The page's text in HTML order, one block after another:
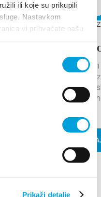
ili koje su prikupili
Nastavkom
vi prihvaćate našu
Prikaži detalje
17.
Arije
Kaštel
pozornica
glazbeno